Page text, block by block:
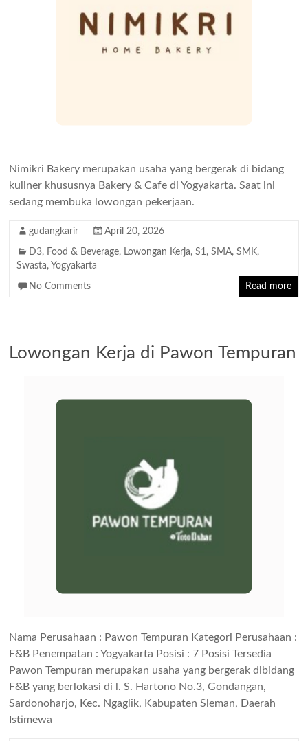
Nimikri Bakery merupakan usaha yang bergerak di bidang
kuliner khususnya Bakery & Cafe di Yogyakarta. Saat ini
sedang membuka lowongan pekerjaan.
gudangkarir April 20, 2026
D3, Food & Beverage, Lowongan Kerja,S1,SMA,SMK,
Swasta, Yogyakarta
No Comments Read more
Lowongan Kerja di Pawon Tempuran
Nama Perusahaan : Pawon Tempuran Kategori Perusahaan :
F&B Penempatan : Yogyakarta Posisi : 7 Posisi Tersedia
Pawon Tempuran merupakan usaha yang bergerak dibidang
F&B yang berlokasi di l. S. Hartono No.3, Gondangan,
Sardonoharjo, Kec. Ngaglik, Kabupaten Sleman, Daerah
Istimewa